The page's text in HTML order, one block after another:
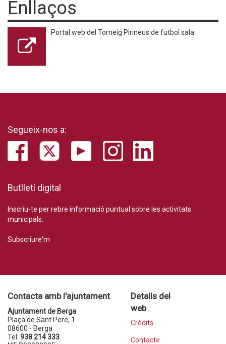
Enllaços
Portal web del Torneig Pirineus de futbol sala
Segueix-nos a:
Butlletí digital
Inscriu-te per rebre informació puntual sobre les activitats
municipals.
Subscriure'm
Contacta amb l'ajuntament
Ajuntament de Berga
Plaça de Sant Pere, 1
08600 - Berga
Tel. 938 214 333
Detalls del
web
Crèdits
Contacte